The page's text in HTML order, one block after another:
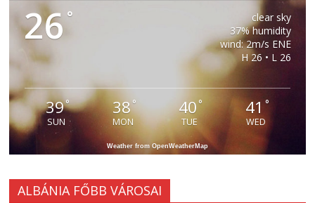
26°
clear sky
37% humidity
wind: 2m/s ENE
H 26 • L 26
39°
SUN
38°
MON
40 °
TUE
41°
WED
Weather from OpenWeatherMap
ALBÁNIA FŐBB VÁROSAI